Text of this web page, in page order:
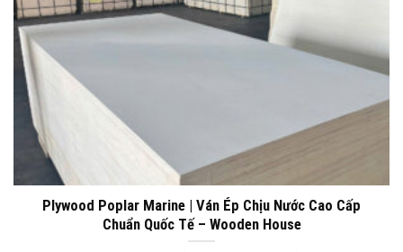
Plywood Poplar Marine | Ván Ép Chịu Nước Cao Cấp
Chuẩn Quốc Tế – Wooden House